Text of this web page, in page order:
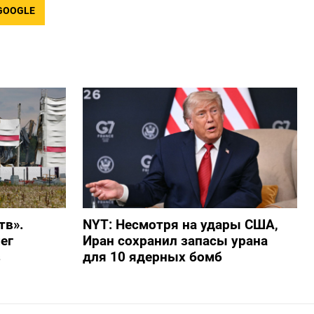
NYT: Несмотря на удары США,
Иран сохранил запасы урана
для 10 ядерных бомб